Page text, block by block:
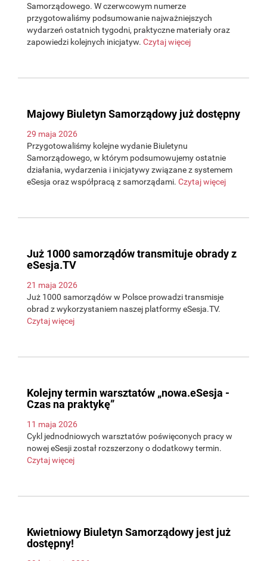
Samorządowego. W czerwcowym numerze
przygotowaliśmy podsumowanie najważniejszych
wydarzeń ostatnich tygodni, praktyczne materiały oraz
zapowiedzi kolejnych inicjatyw. Czytaj więcej
Majowy Biuletyn Samorządowy już dostępny
29 maja 2026
Przygotowaliśmy kolejne wydanie Biuletynu
Samorządowego, w którym podsumowujemy ostatnie
działania, wydarzenia i inicjatywy związane z systemem
eSesja oraz współpracą z samorządami. Czytaj więcej
Już 1000 samorządów transmituje obrady z
eSesja.TV
21 maja 2026
Już 1000 samorządów w Polsce prowadzi transmisje
obrad z wykorzystaniem naszej platformy eSesja.TV.
Czytaj więcej
Kolejny termin warsztatów „nowa.eSesja -
Czas na praktykę”
11 maja 2026
Cykl jednodniowych warsztatów poświęconych pracy w
nowej eSesji został rozszerzony o dodatkowy termin.
Czytaj więcej
Kwietniowy Biuletyn Samorządowy jest już
dostępny!